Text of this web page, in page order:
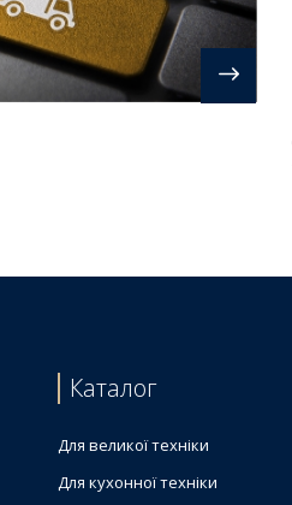
Каталог
Для великої техніки
Для кухонної техніки